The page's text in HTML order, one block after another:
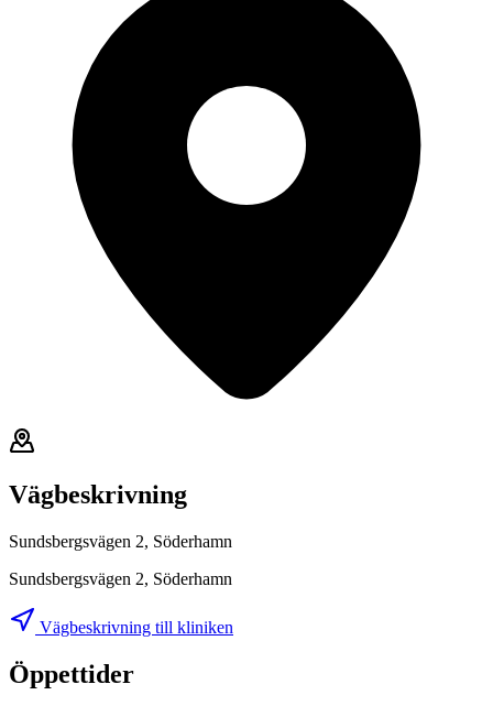
Vägbeskrivning
Sundsbergsvägen 2, Söderhamn
Sundsbergsvägen 2, Söderhamn
Vägbeskrivning till kliniken
Öppettider